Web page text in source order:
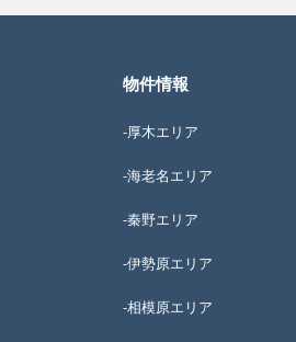
物件情報
-厚木エリア
-海老名エリア
-秦野エリア
-伊勢原エリア
-相模原エリア